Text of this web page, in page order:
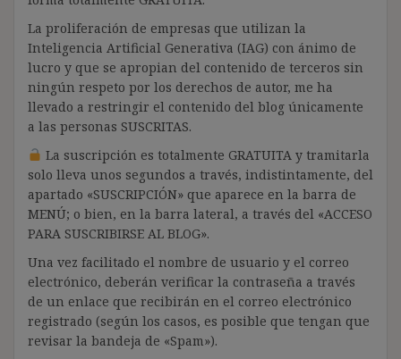
La proliferación de empresas que utilizan la
Inteligencia Artificial Generativa (IAG) con ánimo de
lucro y que se apropian del contenido de terceros sin
ningún respeto por los derechos de autor, me ha
llevado a restringir el contenido del blog únicamente
a las personas SUSCRITAS.
La suscripción es totalmente GRATUITA y tramitarla
solo lleva unos segundos a través, indistintamente, del
apartado «SUSCRIPCIÓN» que aparece en la barra de
MENÚ; o bien, en la barra lateral, a través del «ACCESO
PARA SUSCRIBIRSE AL BLOG».
Una vez facilitado el nombre de usuario y el correo
electrónico, deberán verificar la contraseña a través
de un enlace que recibirán en el correo electrónico
registrado (según los casos, es posible que tengan que
revisar la bandeja de «Spam»).